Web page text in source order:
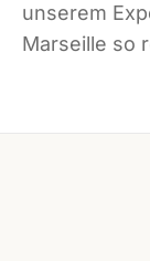
unserem
Marseille so